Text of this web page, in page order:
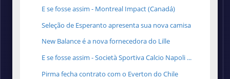
E se fosse assim - Montreal Impact (Canadá)
Seleção de Esperanto apresenta sua nova camisa
New Balance é a nova fornecedora do Lille
E se fosse assim - Società Sportiva Calcio Napoli ...
Pirma fecha contrato com o Everton do Chile